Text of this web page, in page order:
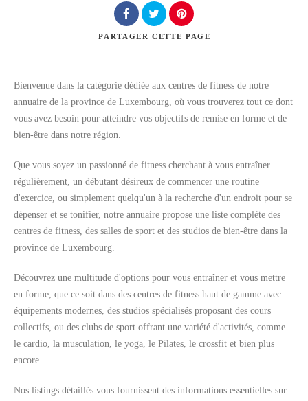
Rechercher
PARTAGER CETTE PAGE
Bienvenue dans la catégorie dédiée aux centres de fitness de notre
annuaire de la province de Luxembourg, où vous trouverez tout ce dont
vous avez besoin pour atteindre vos objectifs de remise en forme et de
bien-être dans notre région.
Que vous soyez un passionné de fitness cherchant à vous entraîner
régulièrement, un débutant désireux de commencer une routine
d'exercice, ou simplement quelqu'un à la recherche d'un endroit pour se
dépenser et se tonifier, notre annuaire propose une liste complète des
centres de fitness, des salles de sport et des studios de bien-être dans la
province de Luxembourg.
Découvrez une multitude d'options pour vous entraîner et vous mettre
en forme, que ce soit dans des centres de fitness haut de gamme avec
équipements modernes, des studios spécialisés proposant des cours
collectifs, ou des clubs de sport offrant une variété d'activités, comme
le cardio, la musculation, le yoga, le Pilates, le crossfit et bien plus
encore.
Nos listings détaillés vous fournissent des informations essentielles sur